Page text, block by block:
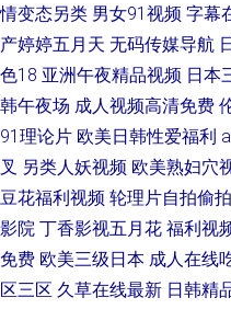
情变态另类 男女91视频 字幕
产婷婷五月天 无码传媒导航
色18 亚洲午夜精品视频 日本
韩午夜场 成人视频高清免费
91理论片 欧美日韩性爱福利
叉 另类人妖视频 欧美熟妇穴
豆花福利视频 轮理片自拍偷拍
影院 丁香影视五月花 福利视
免费 欧美三级日本 成人在线
区三区 久草在线最新 日韩精